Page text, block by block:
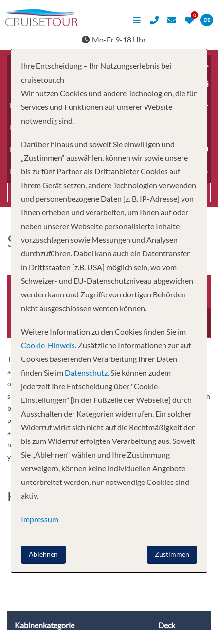
DE
Mo-Fr 9-18 Uhr
Erwachsene
Kinder
Dauer
Reiseart
SEA CLOUD SPIRIT
Baujahr
The new SEA CLOUD SPIRIT combines a romantic windjammer
atmosphere and the most modern comforts. With her clear, classic
outline, she follows the role model of her two elegant windjammer
sisters. New in this concept are the generous number of cabins with
balconies, the extensive sun deck with sunbeds, a gym with
panoramic views and the exclusive spa and wellness area. In
addition to the „Fine Dining“ evening menu in the restaurant, we
now also offer you the option to dine on the Lido Deck at a time of
your preference and enjoy our flexible bistro menu selection.
Kabine
Kabinenkategorie Deck
Ihre Entscheidung – Ihr Nutzungserlebnis bei
cruisetour.ch
Wir nutzen Cookies und andere Technologien, die für
Services und Funktionen auf unserer Website
notwendig sind.
Darüber hinaus und soweit Sie einwilligen und
„Zustimmen“ auswählen, können wir sowie unsere
bis zu fünf Partner als Drittanbieter Cookies auf
Ihrem Gerät setzen, andere Technologien verwenden
und personenbezogene Daten [z. B. IP-Adresse] von
Ihnen erheben und verarbeiten, um Ihnen auf oder
neben unserer Webseite personalisierte Inhalte
vorzuschlagen sowie Messungen und Analysen
durchzuführen. Dabei kann auch ein Datentransfer
in Drittstaaten [z.B. USA] möglich sein, wo vom
Schweizer- und EU-Datenschutzniveau abgewichen
werden kann und Zugriffe von dortigen Behörden
nicht ausgeschlossen werden können.
Weitere Information zu den Cookies finden Sie im
Cookie-Hinweis. Zusätzliche Informationen zur auf
Cookies basierenden Verarbeitung Ihrer Daten
finden Sie im Datenschutz.Sie können zudem
jederzeit Ihre Entscheidung über "Cookie-
Einstellungen" [in der Fußzeile der Webseite] durch
Ausschalten der Kategorien widerrufen. Ein solcher
Widerruf wirkt sich nicht auf die Rechtmäßigkeit der
bis zum Widerruf erfolgten Verarbeitung aus. Soweit
Sie „Ablehnen“ wählen und Ihre Zustimmung
verweigern, können keine individuellen Angebote
unterbreitet werden, nur notwendige Cookies sind
aktiv.
Impressum
Zustimmen
Ablehnen